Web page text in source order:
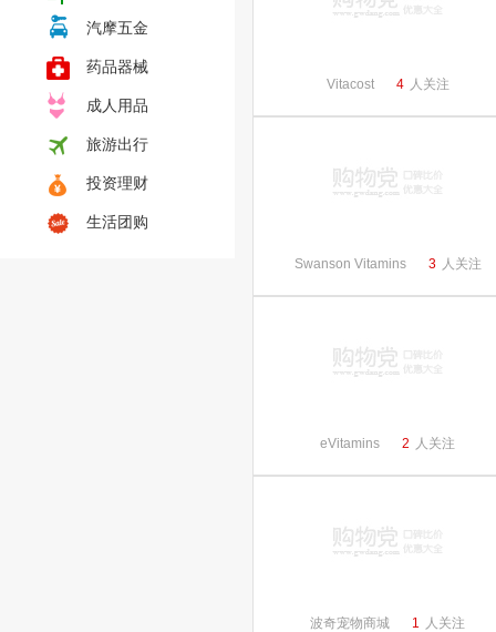
汽摩五金
药品器械
成人用品
旅游出行
投资理财
生活团购
Vitacost 4 人关注
Swanson Vitamins 3 人关注
eVitamins 2 人关注
波奇宠物商城 1 人关注